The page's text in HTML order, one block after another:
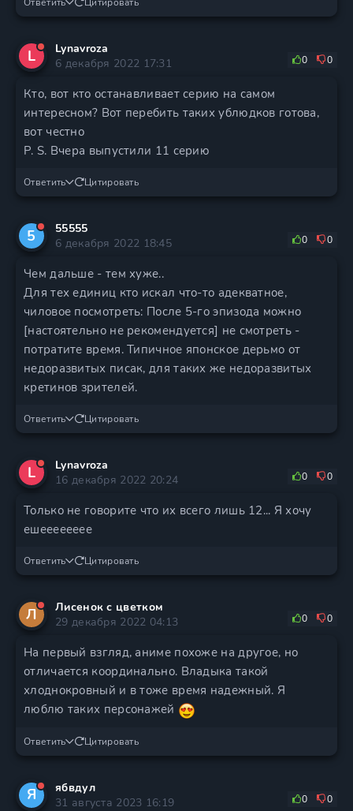
Ответить Цитировать
L
Lynavroza
6 декабря 2022 17:31
0 0
Кто, вот кто останавливает серию на самом
интересном? Вот перебить таких ублюдков готова,
вот честно
P. S. Вчера выпустили 11 серию
Ответить Цитировать
5
55555
6 декабря 2022 18:45
0 0
Чем дальше - тем хуже..
Для тех единиц кто искал что-то адекватное,
чиловое посмотреть: После 5-го эпизода можно
[настоятельно не рекомендуется] не смотреть -
потратите время. Типичное японское дерьмо от
недоразвитых писак, для таких же недоразвитых
кретинов зрителей.
Ответить Цитировать
L
Lynavroza
16 декабря 2022 20:24
0 0
Только не говорите что их всего лишь 12... Я хочу
ешееееееее
Ответить Цитировать
Л
Лисенок с цветком
29 декабря 2022 04:13
0 0
На первый взгляд, аниме похоже на другое, но
отличается координально. Владыка такой
хлоднокровный и в тоже время надежный. Я
люблю таких персонажей
Ответить Цитировать
Я
ябвдул
31 августа 2023 16:19
0 0